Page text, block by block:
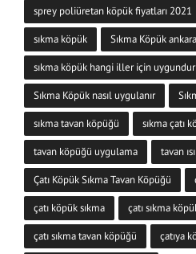
sprey poliüretan köpük fiyatları 2021
sıkma köpük Sıkma Köpük ankara
sıkma köpük hangi iller için uygundur
Sıkma Köpük nasıl uygulanır
sıkma tavan köpüğü sıkma çatı
tavan köpüğü uygulama tavan
Çatı Köpük Sıkma Tavan Köpüğü
çatı köpük sıkma çatı sıkma
çatı sıkma tavan köpüğü çatıya